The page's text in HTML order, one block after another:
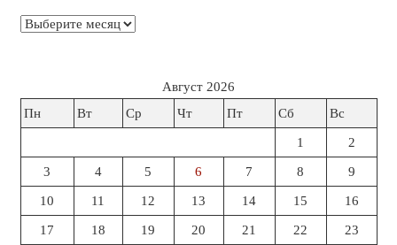
Архивы
Август 2026
Пн
Вт Ср Чт Пт Сб Вс
1 2
3 4 5 6 7 8 9
10 11 12 13 14 15 16
17 18 19 20 21 22 23